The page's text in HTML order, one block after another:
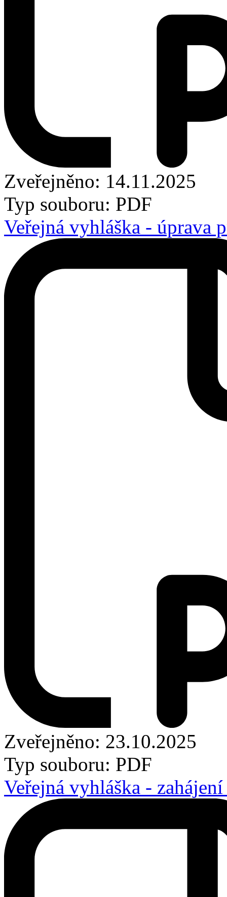
Zveřejněno: 14.11.2025
Typ souboru: PDF
Veřejná vyhláška - úprava
Zveřejněno: 23.10.2025
Typ souboru: PDF
Veřejná vyhláška -